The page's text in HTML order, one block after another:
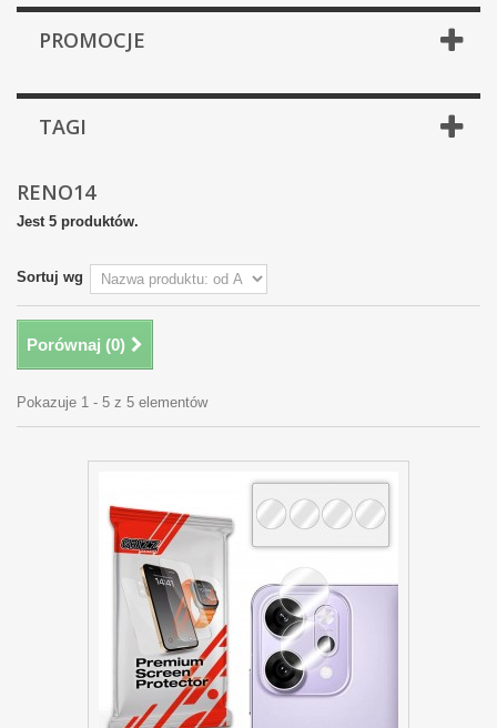
PROMOCJE
TAGI
RENO14
Jest 5 produktów.
Sortuj wg
Porównaj (0)
Pokazuje 1 - 5 z 5 elementów